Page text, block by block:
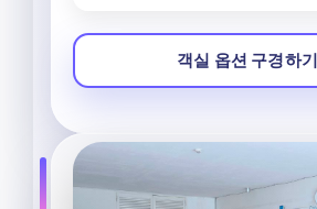
객실 옵션 구경하기